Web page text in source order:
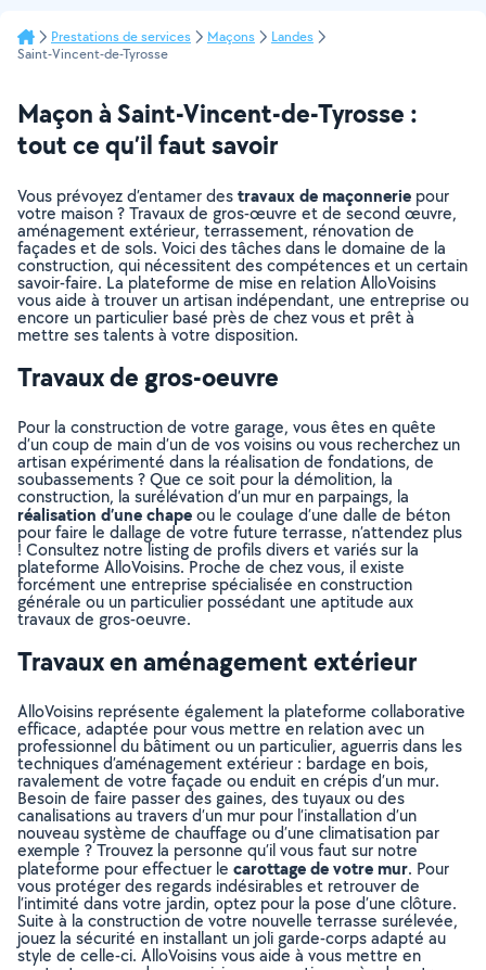
Prestations de services Maçons
Landes
Saint-Vincent-de-Tyrosse
Maçon à Saint-Vincent-de-Tyrosse :
tout ce qu’il faut savoir
Vous prévoyez d’entamer destravaux de maçonnerie pour
votre maison ? Travaux de gros-œuvre et de second œuvre,
aménagement extérieur, terrassement, rénovation de
façades et de sols. Voici des tâches dans le domaine de la
construction, qui nécessitent des compétences et un certain
savoir-faire. La plateforme de mise en relation AlloVoisins
vous aide à trouver un artisan indépendant, une entreprise ou
encore un particulier basé près de chez vous et prêt à
mettre ses talents à votre disposition.
Travaux de gros-oeuvre
Pour la construction de votre garage, vous êtes en quête
d’un coup de main d’un de vos voisins ou vous recherchez un
artisan expérimenté dans la réalisation de fondations, de
soubassements ? Que ce soit pour la démolition, la
construction, la surélévation d’un mur en parpaings, la
réalisation d’une chapeou le coulage d’une dalle de béton
pour faire le dallage de votre future terrasse, n’attendez plus
! Consultez notre listing de profils divers et variés sur la
plateforme AlloVoisins. Proche de chez vous, il existe
forcément une entreprise spécialisée en construction
générale ou un particulier possédant une aptitude aux
travaux de gros-oeuvre.
Travaux en aménagement extérieur
AlloVoisins représente également la plateforme collaborative
efficace, adaptée pour vous mettre en relation avec un
professionnel du bâtiment ou un particulier, aguerris dans les
techniques d’aménagement extérieur : bardage en bois,
ravalement de votre façade ou enduit en crépis d’un mur.
Besoin de faire passer des gaines, des tuyaux ou des
canalisations au travers d’un mur pour l’installation d’un
nouveau système de chauffage ou d’une climatisation par
exemple ? Trouvez la personne qu’il vous faut sur notre
plateforme pour effectuer le carottage de votre mur. Pour
vous protéger des regards indésirables et retrouver de
l’intimité dans votre jardin, optez pour la pose d’une clôture.
Suite à la construction de votre nouvelle terrasse surélevée,
jouez la sécurité en installant un joli garde-corps adapté au
style de celle-ci. AlloVoisins vous aide à vous mettre en